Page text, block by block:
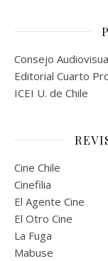
Consejo
Editorial Cuarto
ICEI U. de Chile
Cine Chile
Cinefilia
El Agente Cine
El Otro Cine
La Fuga
Mabuse